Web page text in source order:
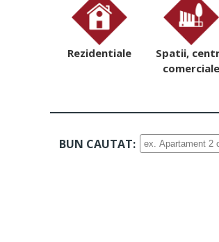
Rezidentiale
Spatii,
comerciale
BUN CAUTAT: